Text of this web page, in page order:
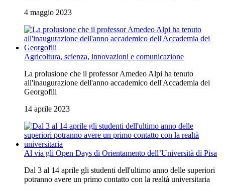
4 maggio 2023
Agricoltura, scienza, innovazioni e comunicazione
La prolusione che il professor Amedeo Alpi ha tenuto
all'inaugurazione dell'anno accademico dell'Accademia dei
Georgofili
14 aprile 2023
Al via gli Open Days di Orientamento dell’Università di Pisa
Dal 3 al 14 aprile gli studenti dell'ultimo anno delle superiori
potranno avere un primo contatto con la realtà universitaria